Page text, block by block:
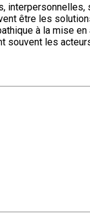
être les
à la mise
souvent les